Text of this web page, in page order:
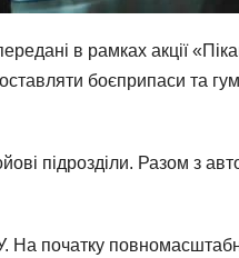
в рамках акції
боєприпаси та
підрозділи. Разом з
На початку